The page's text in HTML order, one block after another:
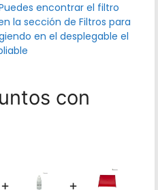
encontrar el filtro
la sección de Filtros para
en el desplegable el
con
+ +